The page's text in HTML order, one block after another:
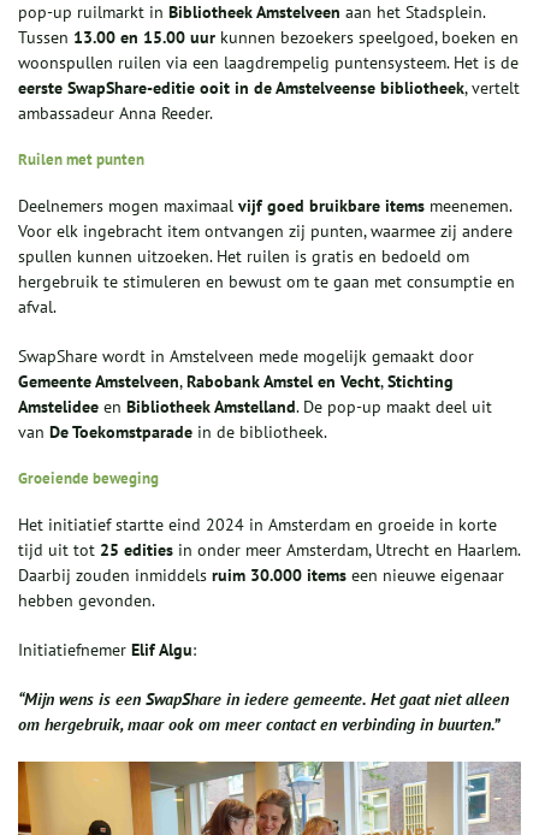
pop‑up ruilmarkt in Bibliotheek Amstelveen aan het Stadsplein.
Tussen 13.00 en 15.00 uur kunnen bezoekers speelgoed, boeken en
woonspullen ruilen via een laagdrempelig puntensysteem. Het is de
eerste SwapShare‑editie ooit in de Amstelveense bibliotheek, vertelt
ambassadeur Anna Reeder.
Ruilen met punten
Deelnemers mogen maximaal vijf goed bruikbare items meenemen.
Voor elk ingebracht item ontvangen zij punten, waarmee zij andere
spullen kunnen uitzoeken. Het ruilen is gratis en bedoeld om
hergebruik te stimuleren en bewust om te gaan met consumptie en
afval.
SwapShare wordt in Amstelveen mede mogelijk gemaakt door
Gemeente Amstelveen,Rabobank Amstel en Vecht,Stichting
Amstelidee en Bibliotheek Amstelland. De pop‑up maakt deel uit
van De Toekomstparade in de bibliotheek.
Groeiende beweging
Het initiatief startte eind 2024 in Amsterdam en groeide in korte
tijd uit tot 25 edities in onder meer Amsterdam, Utrecht en Haarlem.
Daarbij zouden inmiddels ruim 30.000 items een nieuwe eigenaar
hebben gevonden.
Initiatiefnemer Elif Algu:
“Mijn wens is een SwapShare in iedere gemeente. Het gaat niet alleen
om hergebruik, maar ook om meer contact en verbinding in buurten.”